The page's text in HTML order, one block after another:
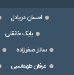
احسان دریادل
بابک خانقلی
سالار صفرزاده
عرفان طهماسبی